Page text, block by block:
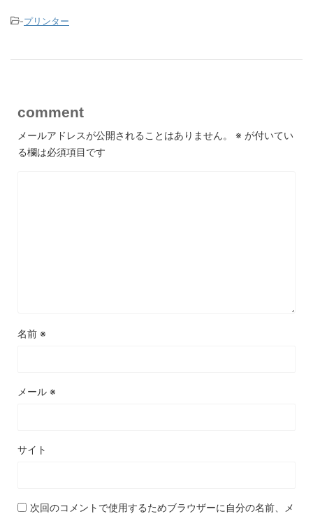
-プリンター
comment
メールアドレスが公開されることはありません。 ※ が付いてい
る欄は必須項目です
名前 ※
メール ※
サイト
次回のコメントで使用するためブラウザーに自分の名前、メ